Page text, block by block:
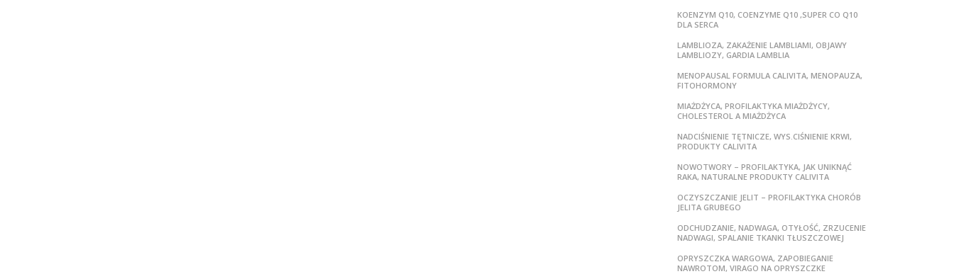
KOENZYM Q10, COENZYME Q10 ,SUPER CO Q10
DLA SERCA
LAMBLIOZA, ZAKAŻENIE LAMBLIAMI, OBJAWY
LAMBLIOZY, GARDIA LAMBLIA
MENOPAUSAL FORMULA CALIVITA, MENOPAUZA,
FITOHORMONY
MIAŻDŻYCA, PROFILAKTYKA MIAŻDŻYCY,
CHOLESTEROL A MIAŻDŻYCA
NADCIŚNIENIE TĘTNICZE, WYS.CIŚNIENIE KRWI,
PRODUKTY CALIVITA
NOWOTWORY – PROFILAKTYKA, JAK UNIKNĄĆ
RAKA, NATURALNE PRODUKTY CALIVITA
OCZYSZCZANIE JELIT – PROFILAKTYKA CHORÓB
JELITA GRUBEGO
ODCHUDZANIE, NADWAGA, OTYŁOŚĆ, ZRZUCENIE
NADWAGI, SPALANIE TKANKI TŁUSZCZOWEJ
OPRYSZCZKA WARGOWA, ZAPOBIEGANIE
NAWROTOM, VIRAGO NA OPRYSZCZKE